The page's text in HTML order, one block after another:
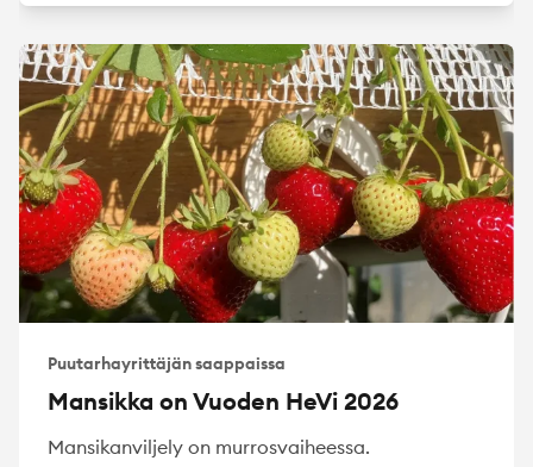
Puutarhayrittäjän saappaissa
Mansikka on Vuoden HeVi 2026
Mansikanviljely on murrosvaiheessa.